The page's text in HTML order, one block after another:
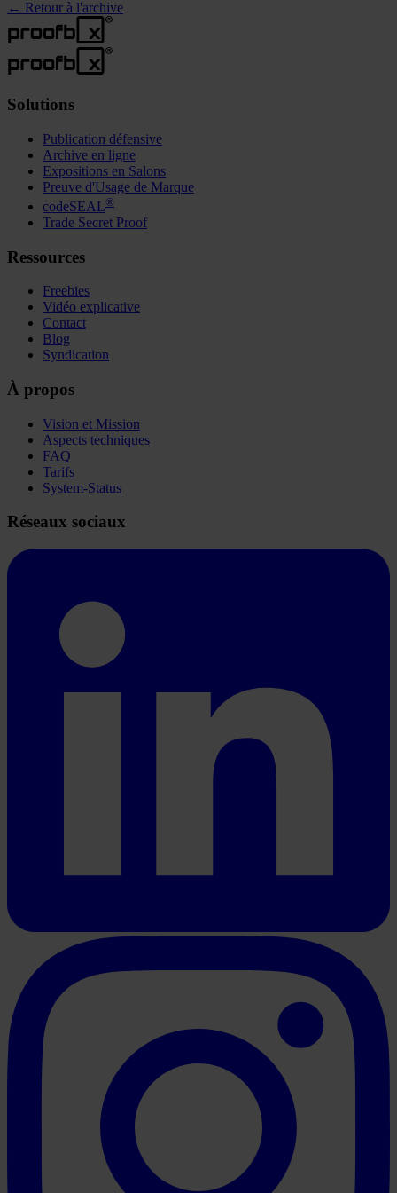
← Retour à l'archive
Solutions
Publication défensive
Archive en ligne
Expositions en Salons
Preuve d'Usage de Marque
codeSEAL®
Trade Secret Proof
Ressources
Freebies
Vidéo explicative
Contact
Blog
Syndication
À propos
Vision et Mission
Aspects techniques
FAQ
Tarifs
System-Status
Réseaux sociaux